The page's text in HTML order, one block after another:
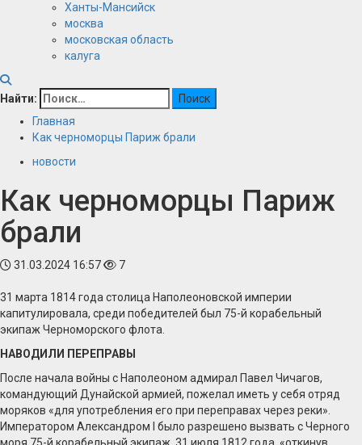
Ханты-Мансийск
москва
московская область
калуга
Найти:
Главная
Как черноморцы Париж брали
новости
Как черноморцы Париж
брали
31.03.2024 16:57 7
31 марта 1814 года столица Наполеоновской империи
капитулировала, среди победителей был 75-й корабельный
экипаж Черноморского флота.
НАВОДИЛИ ПЕРЕПРАВЫ
После начала войны с Наполеоном адмирал Павел Чичагов,
командующий Дунайской армией, пожелал иметь у себя отряд
моряков «для употребления его при переправах через реки».
Императором Александром I было разрешено вызвать с Черного